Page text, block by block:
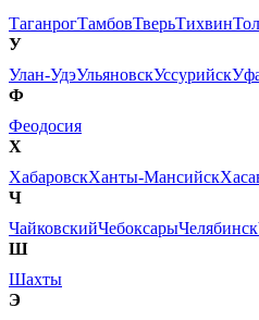
ТаганрогТамбовТверьТихвин
У
Улан-УдэУльяновскУссурийск
Ф
Феодосия
Х
ХабаровскХанты-Мансийск
Ч
ЧайковскийЧебоксарыЧелябинск
Ш
Шахты
Э